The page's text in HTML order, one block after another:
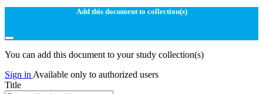
Add this document to collection(s)
You can add this document to your study collection(s)
Sign in Available only to authorized users
Title